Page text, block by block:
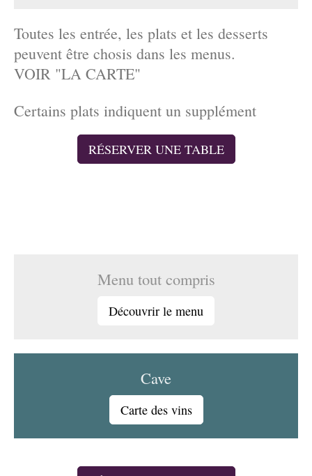
Toutes les entrée, les plats et les desserts
peuvent être chosis dans les menus.
VOIR "LA CARTE"
Certains plats indiquent un supplément
RÉSERVER UNE TABLE
Menu tout compris
Découvrir le menu
Cave
Carte des vins